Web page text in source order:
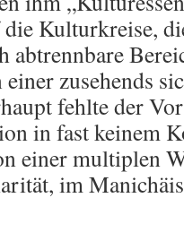
Kulturkreise,
abtrennbare
zusehends
fehlte der
in fast keinem
einer multiplen
im